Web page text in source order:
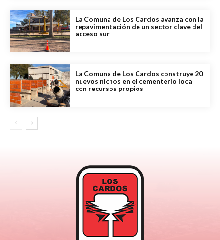
La Comuna de Los Cardos avanza con la
repavimentación de un sector clave del
acceso sur
La Comuna de Los Cardos construye 20
nuevos nichos en el cementerio local
con recursos propios